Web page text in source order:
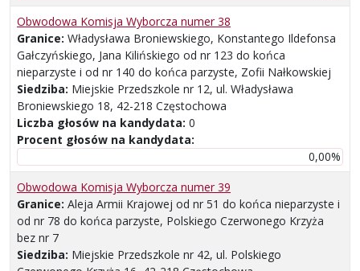
Obwodowa Komisja Wyborcza numer 38
Granice: Władysława Broniewskiego, Konstantego Ildefonsa
Gałczyńskiego, Jana Kilińskiego od nr 123 do końca
nieparzyste i od nr 140 do końca parzyste, Zofii Nałkowskiej
Siedziba: Miejskie Przedszkole nr 12, ul. Władysława
Broniewskiego 18, 42-218 Częstochowa
Liczba głosów na kandydata: 0
Procent głosów na kandydata:
0,00%
Obwodowa Komisja Wyborcza numer 39
Granice: Aleja Armii Krajowej od nr 51 do końca nieparzyste i
od nr 78 do końca parzyste, Polskiego Czerwonego Krzyża
bez nr 7
Siedziba: Miejskie Przedszkole nr 42, ul. Polskiego